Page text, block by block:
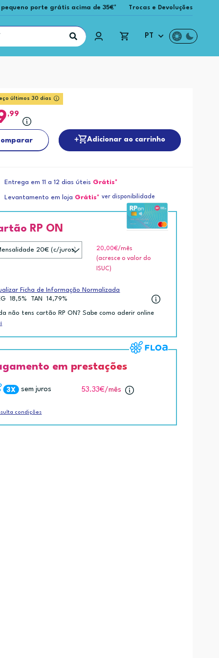
porte grátis acima de 35€* Trocas e Devoluções
PT
últimos 30 dias
,99
Adicionar ao carrinho
Entrega em 11 a 12 dias úteis Grátis*
Levantamento em loja Grátis* ver disponibilidade
RP ON
20,00€/mês
(acresce o valor do
ISUC)
Ficha de Informação Normalizada
18,5% TAN 14,79%
não tens cartão RP ON? Sabe como aderir online
em prestações
sem juros 53.33€/mês
condições